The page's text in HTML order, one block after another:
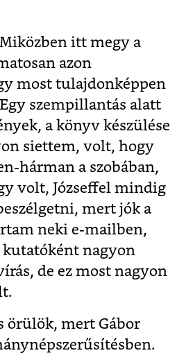
itt megy a
azon
most tulajdonképpen
szempillantás alatt
a könyv készülése
siettem, volt, hogy
hárman a szobában,
volt, Józseffel mindig
mert jók a
neki e-mailben,
nagyon
de ez most nagyon
örülök, mert Gábor